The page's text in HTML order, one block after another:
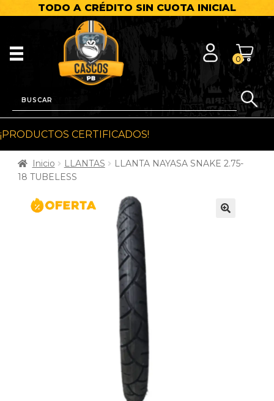
TODO A CRÉDITO SIN CUOTA INICIAL
0
¡PRODUCTOS CERTIFICADOS!
Inicio LLANTAS
LLANTA NAYASA SNAKE 2.75-
18 TUBELESS